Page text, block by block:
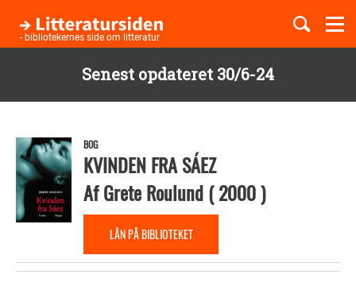
Senest opdateret 30/6-24
hovedindhold
- bibliotekernes side om litteratur
Børnebøger
Temaer
BOG
KVINDEN FRA SÁEZ
AfGrete Roulund(2000)
LÅN PÅ BIBLIOTEKET